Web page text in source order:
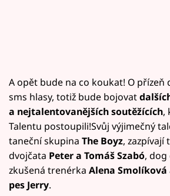
A opět bude na co koukat! O přízeň
sms hlasy, totiž bude bojovat
a nejtalentovanějších soutěžících,
Talentu postoupili!Svůj výjimečný
taneční skupina The Boyz, zazpívají
dvojčata Peter a Tomáš Szabó,
zkušená trenérka Alena
pes Jerry.